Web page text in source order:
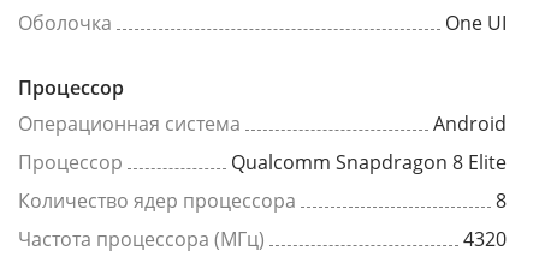
Оболочка
One UI
Процессор
Операционная система
Android
Процессор
Qualcomm Snapdragon 8 Elite
Количество ядер процессора
8
Частота процессора (МГц)
4320